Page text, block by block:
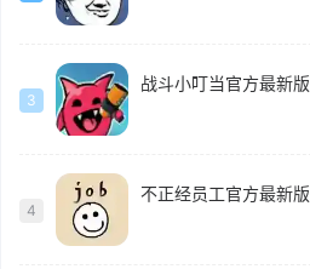
3
战斗小叮当官方最新版
4
不正经员工官方最新版